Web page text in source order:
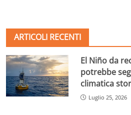
ARTICOLI RECENTI
El Niño da
potrebbe
climatica
Luglio 25, 2026